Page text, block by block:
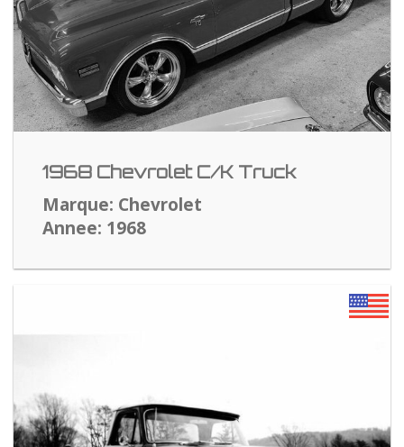
1968 Chevrolet C/K Truck
Marque: Chevrolet
Annee: 1968